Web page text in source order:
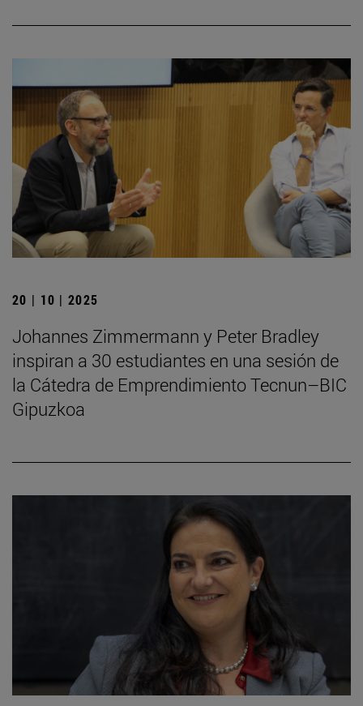
20 | 10 | 2025
Johannes Zimmermann y Peter Bradley
inspiran a 30 estudiantes en una sesión de
la Cátedra de Emprendimiento Tecnun–BIC
Gipuzkoa